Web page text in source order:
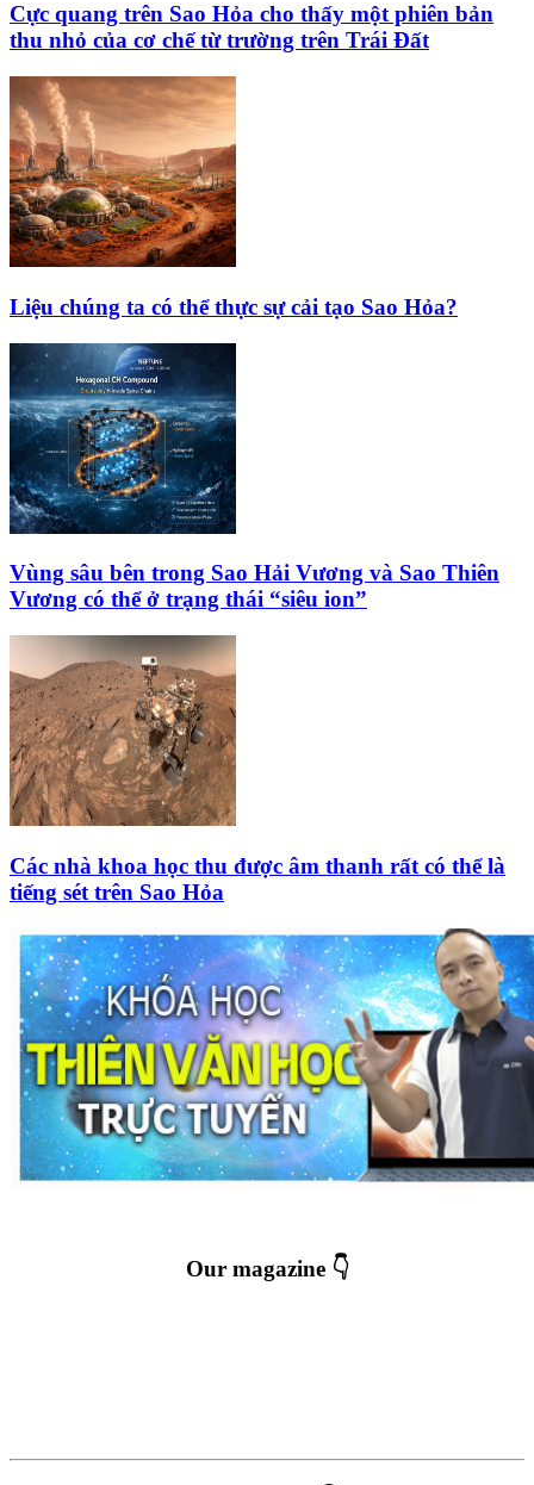
Cực quang trên Sao Hỏa cho thấy một phiên bản
thu nhỏ của cơ chế từ trường trên Trái Đất
Liệu chúng ta có thể thực sự cải tạo Sao Hỏa?
Vùng sâu bên trong Sao Hải Vương và Sao Thiên
Vương có thể ở trạng thái “siêu ion”
Các nhà khoa học thu được âm thanh rất có thể là
tiếng sét trên Sao Hỏa
Our magazine 👇